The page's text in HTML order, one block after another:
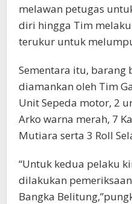
melawan petugas
diri hingga Tim
terukur untuk
Sementara itu, barang
diamankan oleh Tim
Unit Sepeda motor, 2
Arko warna merah, 7
Mutiara serta 3 Roll
“Untuk kedua pelaku
dilakukan
Bangka